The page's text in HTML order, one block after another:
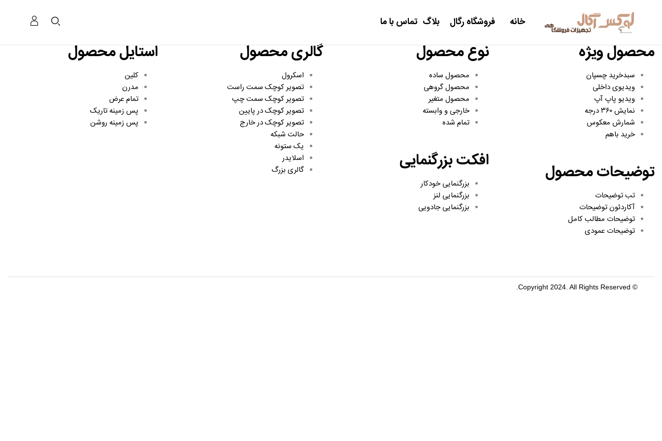
خانه فروشگاه رگال بلاگ تماس با ما
محصول ویژه
سبدخرید چسپان
ویدیوی داخلی
ویدیو پاپ آپ
نمایش ۳۶۰ درجه
شمارش معکوس
خرید باهم
توضیحات محصول
تب توضیحات
آکاردئون توضیحات
توضیحات مطالب کامل
توضیحات عمودی
نوع محصول
محصول ساده
محصول گروهی
محصول متغیر
خارجی و وابسته
تمام شده
افکت بزرگنمایی
بزرگنمایی خودکار
بزرگنمایی لنز
بزرگنمایی جادویی
گالری محصول
اسکرول
تصویر کوچک سمت راست
تصویر کوچک سمت چپ
تصویر کوچک در پایین
تصویر کوچک در خارج
حالت شبکه
یک ستونه
اسلایدر
گالری بزرگ
استایل محصول
کلین
مدرن
تمام عرض
پس زمینه تاریک
پس زمینه روشن
© Copyright 2024. All Rights Reserved.